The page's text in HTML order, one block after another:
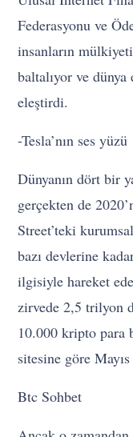
Federasyonu ve
insanların
baltalıyor ve
eleştirdi.
-Tesla’nın ses yüzü
Dünyanın dört bir
gerçekten de
Street’teki
bazı devlerine
ilgisiyle hareket
zirvede 2,5 trilyon
10.000 kripto para
sitesine göre Mayıs
Btc Sohbet